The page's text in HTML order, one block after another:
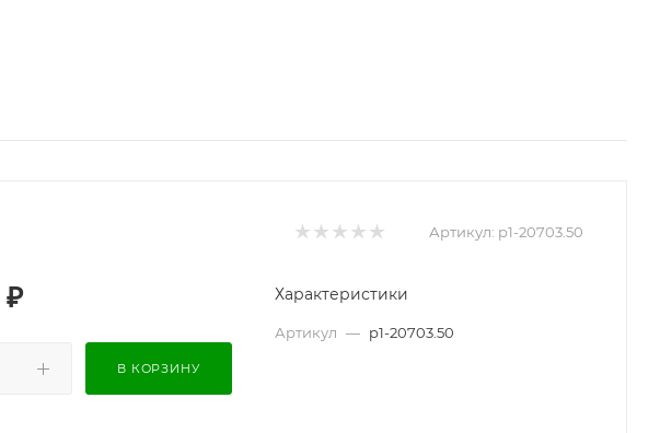
Артикул: p1-20703.50
₽
В КОРЗИНУ
Характеристики
Артикул — p1-20703.50